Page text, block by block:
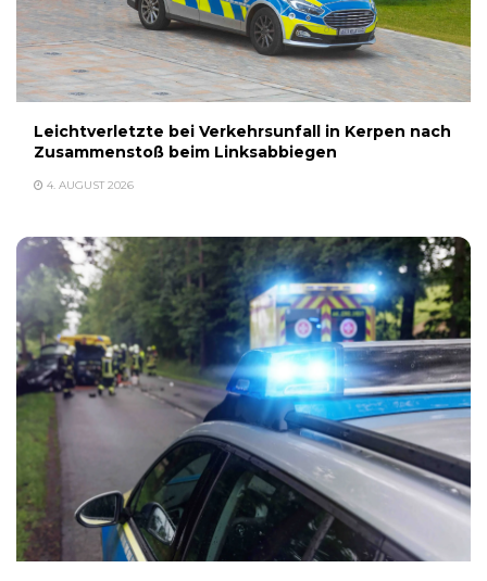
Leichtverletzte bei Verkehrsunfall in Kerpen nach
Zusammenstoß beim Linksabbiegen
4. AUGUST 2026